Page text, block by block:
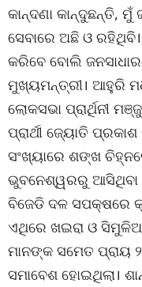
କାନ୍ଦଣା କାନ୍ଦୁଛନ୍ତି,
ସେବାରେ ଅଛି ଓ
କରିବେ ବୋଲି
ମୁଖ୍ୟମନ୍ତ୍ରୀ। ଆହୁରି
ଲୋକସଭା ପ୍ରାର୍ଥିନୀ
ପ୍ରାର୍ଥୀ ଜ୍ୟୋତି
ସଂଖ୍ୟାରେ ଶଙ୍ଖ
ଭୁବନେଶ୍ୱରରୁ ଆସିଥିବା
ବିଜେଡି ଦଳ ସପକ୍ଷରେ
ଏଥିରେ ଖଇରା ଓ
ମାନଙ୍କ ସମେତ ପ୍ରାୟ
ସମାବେଶ ହୋଇଥିଲା।